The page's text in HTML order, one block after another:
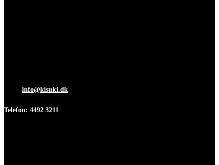
info@kisuki.dk
Telefon: 4492 3211